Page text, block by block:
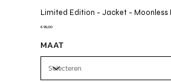
Limited Edition - Jacket - Moonless
Prijs
€ 95,00
MAAT